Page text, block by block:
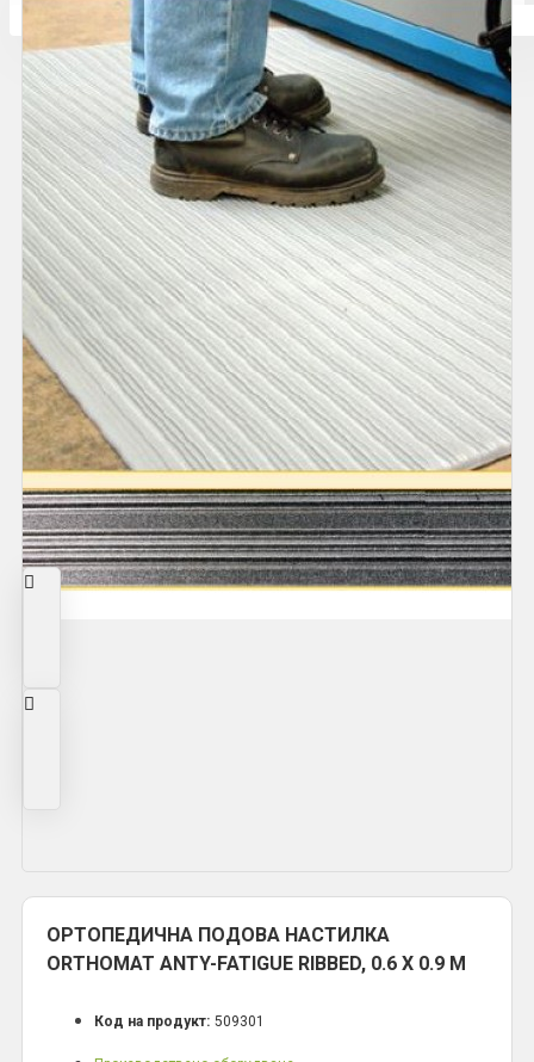
Количката ви е празна
ОРТОПЕДИЧНА ПОДОВА НАСТИЛКА
ORTHOMAT ANTY-FATIGUE RIBBED, 0.6 Х 0.9 M
Код на продукт: 509301